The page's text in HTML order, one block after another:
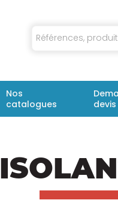
Nos
catalogues
devis